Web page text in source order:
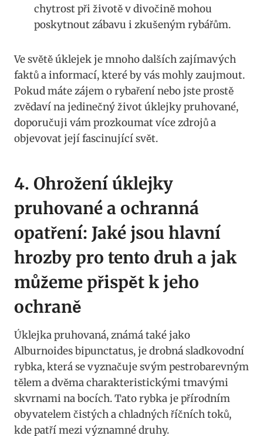
chytrost⁤ při životě v divočině⁢ mohou
poskytnout zábavu i zkušeným rybářům.
Ve světě úklejek je mnoho dalších zajímavých
faktů a informací, které by ‍vás mohly zaujmout.‍
Pokud máte‌ zájem o rybaření nebo jste prostě
‍zvědaví na jedinečný život úklejky​ pruhované,
doporučuji vám prozkoumat více zdrojů a
objevovat ‌její fascinující svět.
4. ‍Ohrožení úklejky
pruhované a ochranná⁤
opatření: Jaké ⁤jsou hlavní
hrozby ⁤pro⁣ tento druh a jak
můžeme přispět k jeho
ochraně
Úklejka pruhovaná, známá také jako
‌Alburnoides bipunctatus, je⁣ drobná sladkovodní
rybka, ⁢která se vyznačuje‌ svým pestrobarevným
⁣tělem‌ a dvěma charakteristickými tmavými
skvrnami na bocích. Tato‌ rybka ‍je přírodním
⁣obyvatelem čistých⁢ a ⁣chladných říčních ⁤toků,
kde ⁤patří ⁤mezi významné druhy.